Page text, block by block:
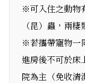
※可入住之動物
（昆）蟲，兩
※若攜帶寵物一
進房後不可於床
院為主（免收清